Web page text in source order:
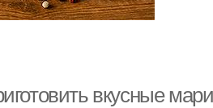
вкусные